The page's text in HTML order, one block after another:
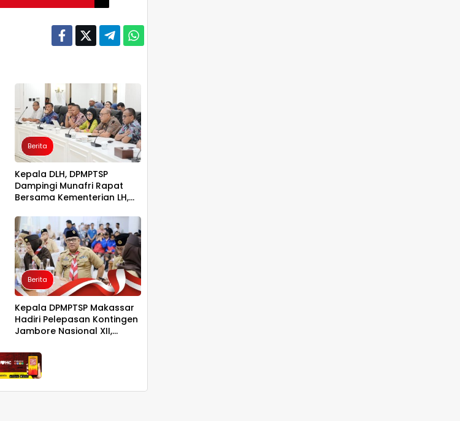
Berita
Kepala DLH, DPMPTSP
Dampingi Munafri Rapat
Bersama Kementerian LH,
Berita
Kepala DPMPTSP Makassar
Hadiri Pelepasan Kontingen
Jambore Nasional XII,
Pembinaan Generasi Muda